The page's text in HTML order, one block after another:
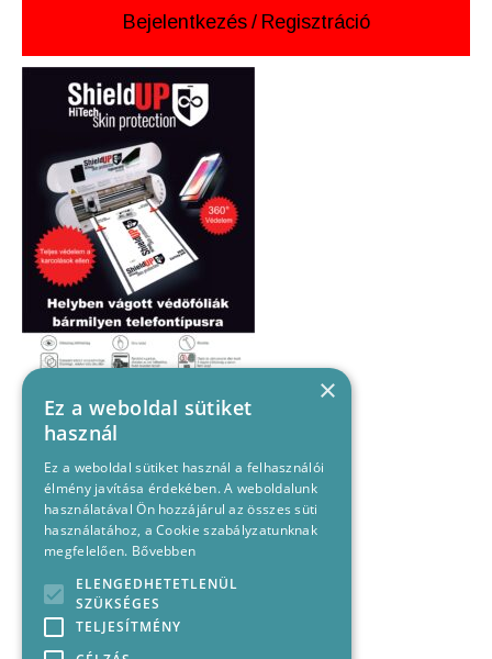
Bejelentkezés / Regisztráció
×
Ez a weboldal sütiket
használ
Ez a weboldal sütiket használ a felhasználói
élmény javítása érdekében. A weboldalunk
használatával Ön hozzájárul az összes süti
használatához, a Cookie szabályzatunknak
megfelelően. Bővebben
ELENGEDHETETLENÜL
SZÜKSÉGES
TELJESÍTMÉNY